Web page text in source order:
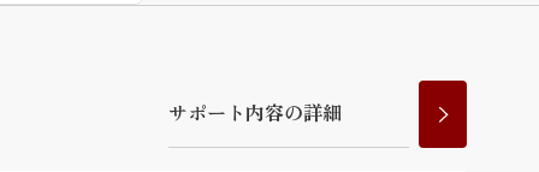
サポー ト内容の詳細